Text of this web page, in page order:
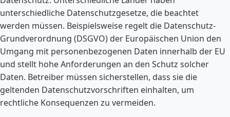
unterschiedliche Datenschutzgesetze, die beachtet
werden müssen. Beispielsweise regelt die Datenschutz-
Grundverordnung (DSGVO) der Europäischen Union den
Umgang mit personenbezogenen Daten innerhalb der EU
und stellt hohe Anforderungen an den Schutz solcher
Daten. Betreiber müssen sicherstellen, dass sie die
geltenden Datenschutzvorschriften einhalten, um
rechtliche Konsequenzen zu vermeiden.